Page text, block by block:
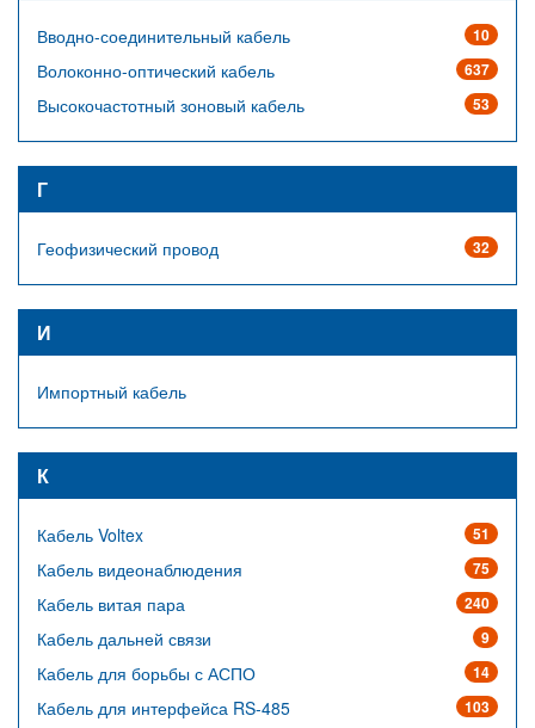
10
Вводно-соединительный кабель
637
Волоконно-оптический кабель
53
Высокочастотный зоновый кабель
Г
32
Геофизический провод
И
Импортный кабель
К
51
Кабель Voltex
75
Кабель видеонаблюдения
240
Кабель витая пара
9
Кабель дальней связи
14
Кабель для борьбы с АСПО
103
Кабель для интерфейса RS-485